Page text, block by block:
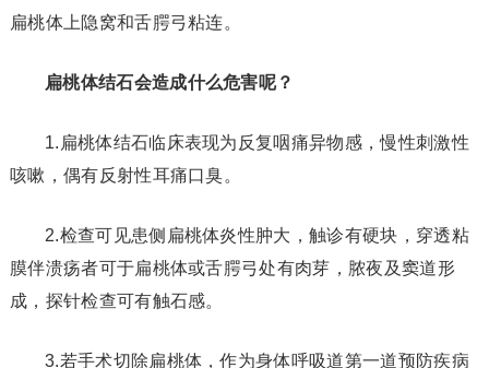
扁桃体上隐窝和舌腭弓粘连。
扁桃体结石会造成什么危害呢？
1.扁桃体结石临床表现为反复咽痛异物感，慢性刺激性
咳嗽，偶有反射性耳痛口臭。
2.检查可见患侧扁桃体炎性肿大，触诊有硬块，穿透粘
膜伴溃疡者可于扁桃体或舌腭弓处有肉芽，脓夜及窦道形
成，探针检查可有触石感。
3.若手术切除扁桃体，作为身体呼吸道第一道预防疾病